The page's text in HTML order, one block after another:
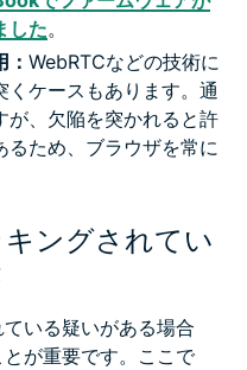
した。
WebRTCなどの技術に
くケースもあります。通
が、欠陥を突かれると許
ため、ブラウザを常に
ングされてい
いる疑いがある場合
が重要です。ここで